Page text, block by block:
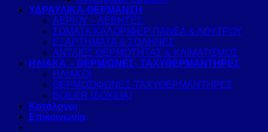
ΥΔΡΑΥΛΙΚΑ-ΘΕΡΜΑΝΣΗ
ΑΕΡΙΟΥ – ΛΕΒΗΤΕΣ
ΣΩΜΑΤΑ ΚΑΛΟΡΙΦΕΡ ΠΑΝΕΛ & ΛΟΥΤΡΟΥ
ΕΞΑΡΤΗΜΑΤΑ & ΣΩΛΗΝΕΣ
ΑΝΤΛΙΕΣ ΘΕΡΜΟΤΗΤΑΣ & ΚΛΙΜΑΤΙΣΜΟΣ
ΗΛΙΑΚΑ – ΘΕΡΜ/ΩΝΕΣ- ΤΑΧΥΘΕΡΜΑΝΤΗΡΕΣ
ΗΛΙΑΚΟΙ
ΘΕΡΜΟΣΙΦΩΝΕΣ-ΤΑΧΥΘΕΡΜΑΝΤΗΡΕΣ
BOILER (ΔΟΧΕΙΑ)
Κατάλογοι
Επικοινωνία